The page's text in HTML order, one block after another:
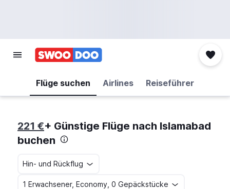
Flüge suchen Airlines Reiseführer
221 €+ Günstige Flüge nach Islamabad
buchen
Hin- und Rückflug
1 Erwachsener, Economy, 0 Gepäckstücke